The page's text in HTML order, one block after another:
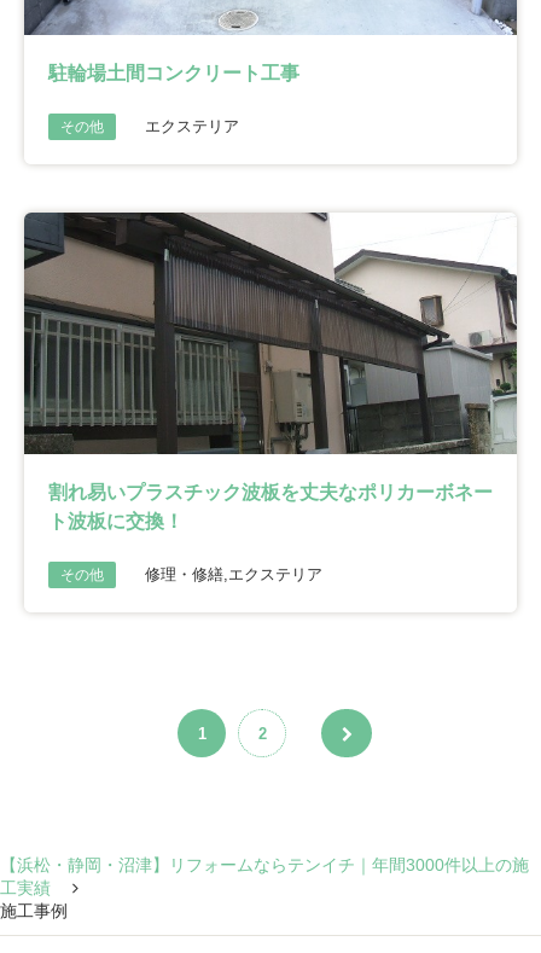
駐輪場土間コンクリート工事
その他 エクステリア
割れ易いプラスチック波板を丈夫なポリカーボネー
ト波板に交換！
その他 修理・修繕,エクステリア
1 2
【浜松・静岡・沼津】リフォームならテンイチ｜年間3000件以上の施
工実績
施工事例